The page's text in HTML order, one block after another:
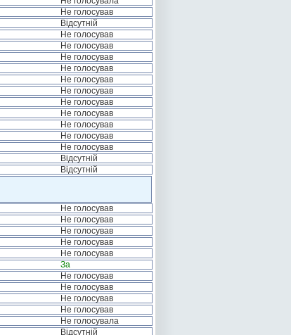
Не голосував
Відсутній
Не голосував
Не голосував
Не голосував
Не голосував
Не голосував
Не голосував
Не голосував
Не голосував
Не голосував
Не голосував
Не голосував
Відсутній
Відсутній
Не голосував
Не голосував
Не голосував
Не голосував
Не голосував
За
Не голосував
Не голосував
Не голосував
Не голосував
Не голосувала
Відсутній